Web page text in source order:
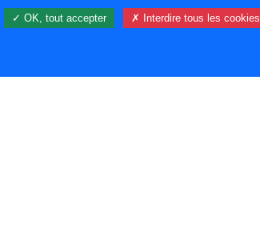
✓ OK, tout accepter ✗ Interdire tous les cookies